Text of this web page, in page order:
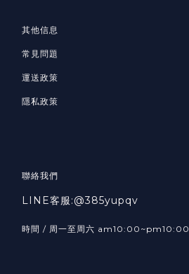
其他信息
常見問題
運送政策
隱私政策
聯絡我們
LINE客服:@385yupqv
時間 / 周一至周六 am10:00~pm10:00